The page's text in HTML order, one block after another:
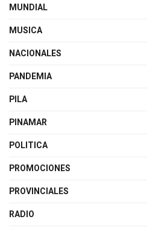
MUNDIAL
MUSICA
NACIONALES
PANDEMIA
PILA
PINAMAR
POLITICA
PROMOCIONES
PROVINCIALES
RADIO